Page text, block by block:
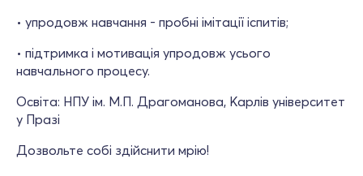
• упродовж навчання - пробні імітації іспитів;
• підтримка і мотивація упродовж усього
навчального процесу.
Освіта: НПУ ім. М.П. Драгоманова, Карлів університет
у Празі
Дозвольте собі здійснити мрію!